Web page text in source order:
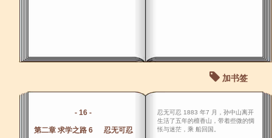
加书签
- 16 -
第二章 求学之路 6 忍无可忍
忍无可忍 1883 年7 月，孙中山离开
生活了五年的檀香山，带着些微的惆
怅与迷茫，乘 船回国。